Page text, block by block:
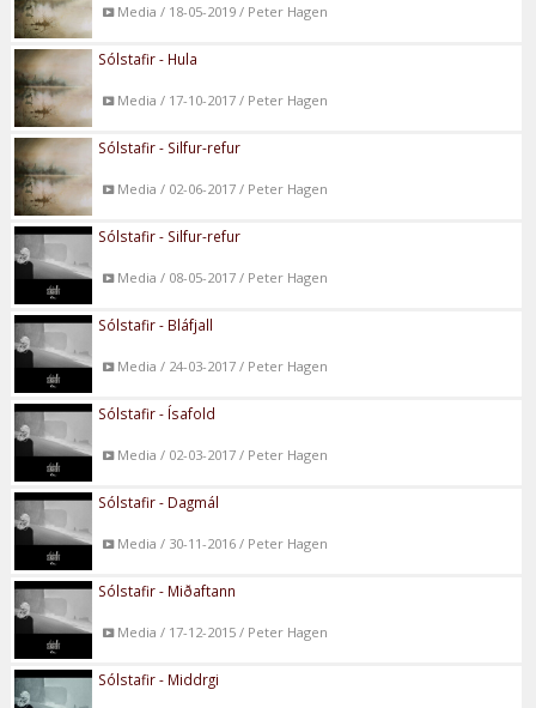
Media / 18-05-2019 / Peter Hagen
Sólstafir - Hula
Media / 17-10-2017 / Peter Hagen
Sólstafir - Silfur-refur
Media / 02-06-2017 / Peter Hagen
Sólstafir - Silfur-refur
Media / 08-05-2017 / Peter Hagen
Sólstafir - Bláfjall
Media / 24-03-2017 / Peter Hagen
Sólstafir - Ísafold
Media / 02-03-2017 / Peter Hagen
Sólstafir - Dagmál
Media / 30-11-2016 / Peter Hagen
Sólstafir - Miðaftann
Media / 17-12-2015 / Peter Hagen
Sólstafir - Middrgi